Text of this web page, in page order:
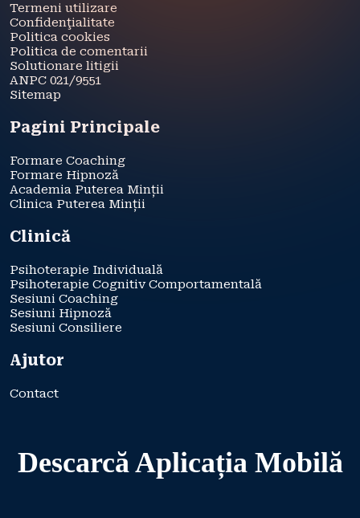
Termeni utilizare
Confidenţialitate
Politica cookies
Politica de comentarii
Solutionare litigii
ANPC 021/9551
Sitemap
Pagini Principale
Formare Coaching
Formare Hipnoză
Academia Puterea Minții
Clinica Puterea Minții
Clinică
Psihoterapie Individuală
Psihoterapie Cognitiv Comportamentală
Sesiuni Coaching
Sesiuni Hipnoză
Sesiuni Consiliere
Ajutor
Contact
Descarcă Aplicația Mobilă